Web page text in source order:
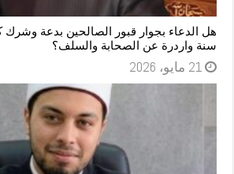
هل الدعاء بجوار قبور الصالحين بدعة وشرك
سنة واردرة عن الصحابة والسلف؟
21 مايو، 2026